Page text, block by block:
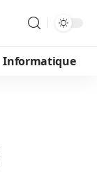
Informatique